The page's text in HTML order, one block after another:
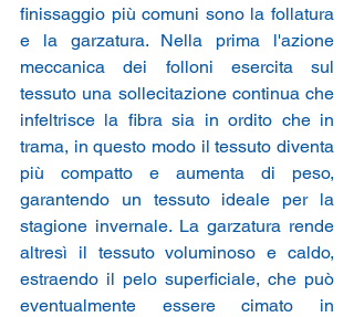
finissaggio più comuni sono la follatura
e la garzatura. Nella prima l'azione
meccanica dei folloni esercita sul
tessuto una sollecitazione continua che
infeltrisce la fibra sia in ordito che in
trama, in questo modo il tessuto diventa
più compatto e aumenta di peso,
garantendo un tessuto ideale per la
stagione invernale. La garzatura rende
altresì il tessuto voluminoso e caldo,
estraendo il pelo superficiale, che può
eventualmente essere cimato in